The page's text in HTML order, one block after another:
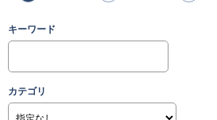
キーワード
カテゴリ